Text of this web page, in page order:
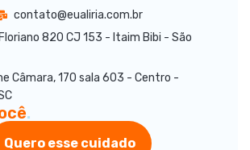
contato@eualiria.com.br
820 CJ 153 - Itaim Bibi - São
Câmara, 170 sala 603 - Centro -
.
Quero esse cuidado